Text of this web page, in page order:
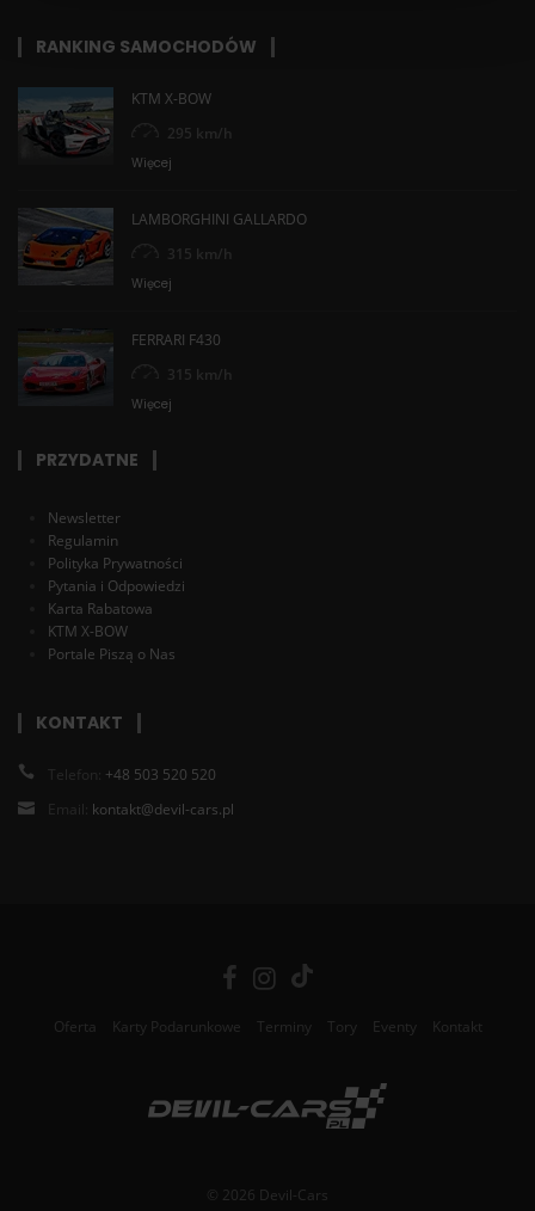
RANKING SAMOCHODÓW
KTM X-BOW
295 km/h
Więcej
LAMBORGHINI GALLARDO
315 km/h
Więcej
FERRARI F430
315 km/h
Więcej
PRZYDATNE
Newsletter
Regulamin
Polityka Prywatności
Pytania i Odpowiedzi
Karta Rabatowa
KTM X-BOW
Portale Piszą o Nas
KONTAKT
Telefon: +48 503 520 520
Email: kontakt@devil-cars.pl
Oferta Karty Podarunkowe Terminy Tory Eventy Kontakt
© 2026 Devil-Cars